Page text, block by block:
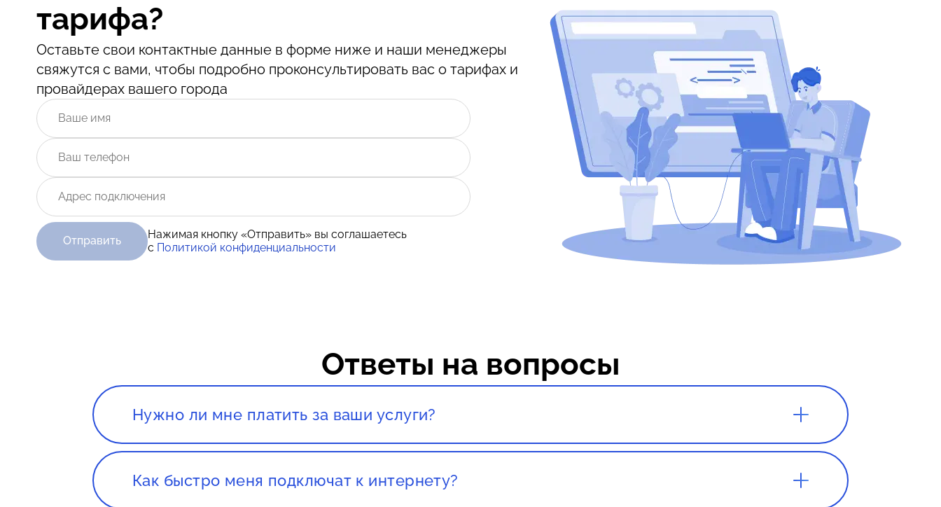
тарифа?
Оставьте свои контактные данные в форме ниже и наши менеджеры
свяжутся с вами, чтобы подробно проконсультировать вас о тарифах и
провайдерах вашего города
Отправить
Нажимая кнопку «Отправить» вы соглашаетесь
с Политикой конфиденциальности
Ответы на вопросы
Нужно ли мне платить за ваши услуги?
Нет. Сервис, а так же консультация со специалистом полностью бесплатны!
Как быстро меня подключат к интернету?